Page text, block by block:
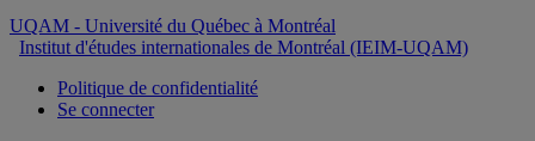
UQAM - Université du Québec à Montréal
Institut d'études internationales de Montréal (IEIM-UQAM)
Politique de confidentialité
Se connecter